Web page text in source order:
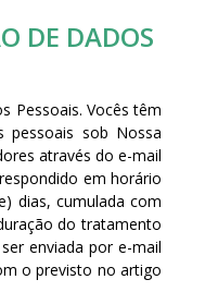
DE DADOS
Pessoais. Vocês têm
pessoais sob Nossa
através do e-mail
em horário
dias, cumulada com
do tratamento
enviada por e-mail
o previsto no artigo